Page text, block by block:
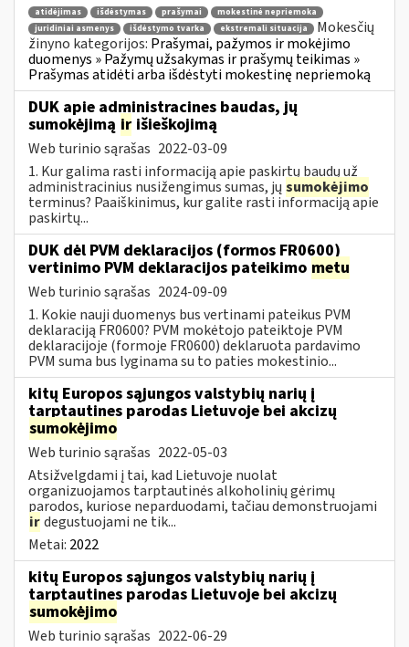
atidėjimas išdėstymas prašymai
mokestinė nepriemoka
juridiniai asmenys
išdėstymo tvarka ekstremali situacija
Mokesčių
žinyno kategorijos: Prašymai, pažymos ir mokėjimo
duomenys » Pažymų užsakymas ir prašymų teikimas »
Prašymas atidėti arba išdėstyti mokestinę nepriemoką
DUK apie administracines baudas, jų
sumokėjimą ir išieškojimą
Web turinio sąrašas 2022-03-09
1. Kur galima rasti informaciją apie paskirtų baudų už
administracinius nusižengimus sumas, jų sumokėjimo
terminus? Paaiškinimus, kur galite rasti informaciją apie
paskirtų...
DUK dėl PVM deklaracijos (formos FR0600)
vertinimo PVM deklaracijos pateikimo metu
Web turinio sąrašas 2024-09-09
1. Kokie nauji duomenys bus vertinami pateikus PVM
deklaraciją FR0600? PVM mokėtojo pateiktoje PVM
deklaracijoje (formoje FR0600) deklaruota pardavimo
PVM suma bus lyginama su to paties mokestinio...
kitų Europos sąjungos valstybių narių į
tarptautines parodas Lietuvoje bei akcizų
sumokėjimo
Web turinio sąrašas 2022-05-03
Atsižvelgdami į tai, kad Lietuvoje nuolat
organizuojamos tarptautinės alkoholinių gėrimų
parodos, kuriose neparduodami, tačiau demonstruojami
irdegustuojami ne tik...
Metai: 2022
kitų Europos sąjungos valstybių narių į
tarptautines parodas Lietuvoje bei akcizų
sumokėjimo
Web turinio sąrašas 2022-06-29